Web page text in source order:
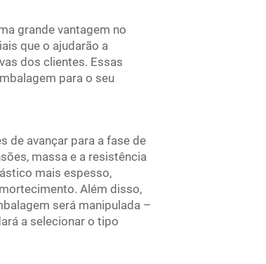
grande vantagem no
que o ajudarão a
dos clientes. Essas
para o seu
de avançar para a fase de
massa e a resistência
mais espesso,
Além disso,
será manipulada –
a selecionar o tipo